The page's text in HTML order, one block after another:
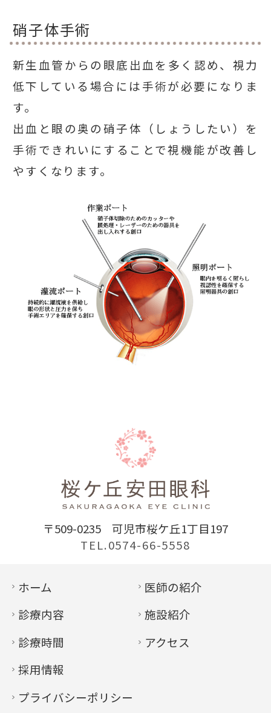
硝子体手術
新生血管からの眼底出血を多く認め、視力
低下している場合には手術が必要になりま
す。
出血と眼の奥の硝子体（しょうしたい）を
手術できれいにすることで視機能が改善し
やすくなります。
〒509-0235
可児市桜ケ丘1丁目197
TEL.0574-66-5558
ホーム
医師の紹介
診療内容
施設紹介
診療時間
アクセス
採用情報
プライバシーポリシー